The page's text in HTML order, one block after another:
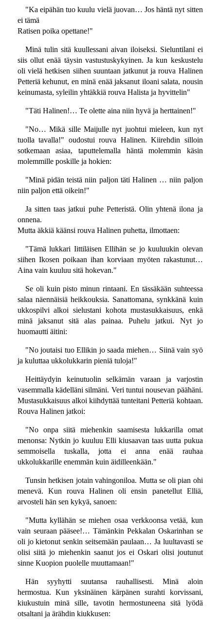
"Ka eipähän tuo kuulu vielä juovan… Jos häntä nyt sitten
ei tämä
Ratisen poika opettane!"
Minä tulin sitä kuullessani aivan iloiseksi. Sieluntilani ei
siis ollut enää täysin vastustuskykyinen. Ja kun keskustelu
oli vielä hetkisen siihen suuntaan jatkunut ja rouva Halinen
Petteriä kehunut, en minä enää jaksanut iloani salata, nousin
keinumasta, syleilin yhtäkkiä rouva Halista ja hyvittelin"
"Täti Halinen!… Te olette aina niin hyvä ja herttainen!"
"No… Mikä sille Maijulle nyt juohtui mieleen, kun nyt
tuolla tavalla!" oudostui rouva Halinen. Kiirehdin silloin
sotkemaan asiaa, taputtelemalla häntä molemmin käsin
molemmille poskille ja hokien:
"Minä pidän teistä niin paljon täti Halinen … niin paljon
niin paljon että oikein!"
Ja sitten taas jatkui puhe Petteristä. Olin yhtenä ilona ja
onnena.
Mutta äkkiä käänsi rouva Halinen puhetta, ilmottaen:
"Tämä lukkari Iittiläisen Ellihän se jo kuuluukin olevan
siihen Ikosen poikaan ihan korviaan myöten rakastunut…
Aina vain kuuluu sitä hokevan."
Se oli kuin pisto minun rintaani. En tässäkään suhteessa
salaa näennäisiä heikkouksia. Sanattomana, synkkänä kuin
ukkospilvi alkoi sielustani kohota mustasukkaisuus, enkä
minä jaksanut sitä alas painaa. Puhelu jatkui. Nyt jo
huomautti äitini:
"No joutaisi tuo Ellikin jo saada miehen… Siinä vain syö
ja kuluttaa ukkolukkarin pieniä tuloja!"
Heittäydyin keinutuolin selkämän varaan ja varjostin
vasemmalla kädelläni silmäni. Veri tuntui nousevan päähäni.
Mustasukkaisuus alkoi kiihdyttää tunteitani Petteriä kohtaan.
Rouva Halinen jatkoi:
"No onpa siitä miehenkin saamisesta lukkarilla omat
menonsa: Nytkin jo kuuluu Elli kiusaavan taas uutta pukua
semmoisella tuskalla, jotta ei anna enää rauhaa
ukkolukkarille enemmän kuin äidilleenkään."
Tunsin hetkisen jotain vahingoniloa. Mutta se oli pian ohi
menevä. Kun rouva Halinen oli ensin panetellut Elliä,
arvosteli hän sen kykyä, sanoen:
"Mutta kyllähän se miehen osaa verkkoonsa vetää, kun
vain seuraan pääsee!… Tämänkin Pekkalan Oskarinhan se
oli jo kietonut senkin seitsemään paulaan… Ja luultavasti se
olisi siitä jo miehenkin saanut jos ei Oskari olisi joutunut
sinne Kuopion puolelle muuttamaan!"
Hän syyhytti suutansa rauhallisesti. Minä aloin
hermostua. Kun yksinäinen kärpänen surahti korvissani,
kiukustuin minä sille, tavotin hermostuneena sitä lyödä
otsaltani ja ärähdin kiukkusen: